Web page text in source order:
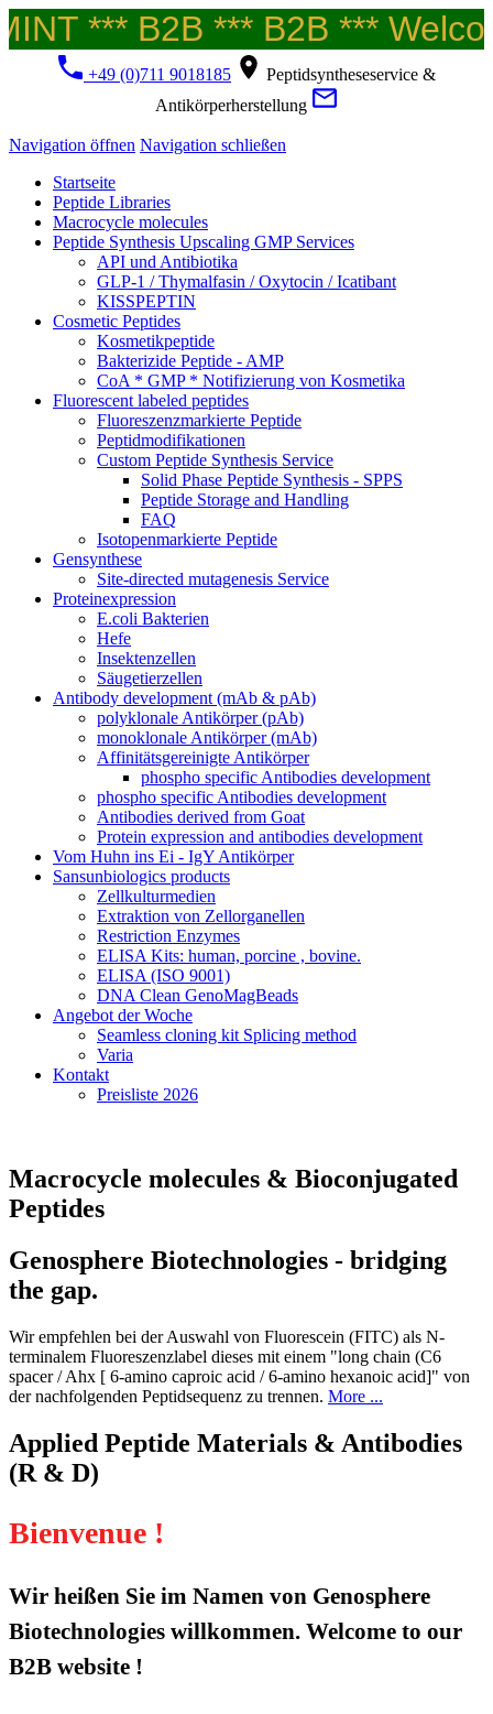
*** B2B *** B2B ***
+49 (0)711 9018185
Peptidsyntheseservice &
Antikörperherstellung
Navigation öffnen Navigation schließen
Startseite
Peptide Libraries
Macrocycle molecules
Peptide Synthesis Upscaling GMP Services
API und Antibiotika
GLP-1 / Thymalfasin / Oxytocin / Icatibant
KISSPEPTIN
Cosmetic Peptides
Kosmetikpeptide
Bakterizide Peptide - AMP
CoA * GMP * Notifizierung von Kosmetika
Fluorescent labeled peptides
Fluoreszenzmarkierte Peptide
Peptidmodifikationen
Custom Peptide Synthesis Service
Solid Phase Peptide Synthesis - SPPS
Peptide Storage and Handling
FAQ
Isotopenmarkierte Peptide
Gensynthese
Site-directed mutagenesis Service
Proteinexpression
E.coli Bakterien
Hefe
Insektenzellen
Säugetierzellen
Antibody development (mAb & pAb)
polyklonale Antikörper (pAb)
monoklonale Antikörper (mAb)
Affinitätsgereinigte Antikörper
phospho specific Antibodies development
phospho specific Antibodies development
Antibodies derived from Goat
Protein expression and antibodies development
Vom Huhn ins Ei - IgY Antikörper
Sansunbiologics products
Zellkulturmedien
Extraktion von Zellorganellen
Restriction Enzymes
ELISA Kits: human, porcine , bovine.
ELISA (ISO 9001)
DNA Clean GenoMagBeads
Angebot der Woche
Seamless cloning kit Splicing method
Varia
Kontakt
Preisliste 2026
Macrocycle molecules & Bioconjugated
Peptides
Genosphere Biotechnologies - bridging
the gap.
Wir empfehlen bei der Auswahl von Fluorescein (FITC) als N-
terminalem Fluoreszenzlabel dieses mit einem "long chain (C6
spacer / Ahx [ 6-amino caproic acid / 6-amino hexanoic acid]" von
der nachfolgenden Peptidsequenz zu trennen. More ...
Applied Peptide Materials & Antibodies
(R & D)
Bienvenue !
Wir heißen Sie im Namen von Genosphere
Biotechnologies willkommen. Welcome to our
B2B website !